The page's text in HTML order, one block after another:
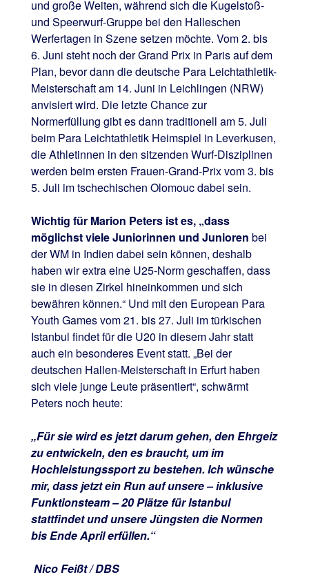
und große Weiten, während sich die Kugelstoß-
und Speerwurf-Gruppe bei den Halleschen
Werfertagen in Szene setzen möchte. Vom 2. bis
6. Juni steht noch der Grand Prix in Paris auf dem
Plan, bevor dann die deutsche Para Leichtathletik-
Meisterschaft am 14. Juni in Leichlingen (NRW)
anvisiert wird. Die letzte Chance zur
Normerfüllung gibt es dann traditionell am 5. Juli
beim Para Leichtathletik Heimspiel in Leverkusen,
die Athletinnen in den sitzenden Wurf-Disziplinen
werden beim ersten Frauen-Grand-Prix vom 3. bis
5. Juli im tschechischen Olomouc dabei sein.
Wichtig für Marion Peters ist es, „dass
möglichst viele Juniorinnen und Junioren bei
der WM in Indien dabei sein können, deshalb
haben wir extra eine U25-Norm geschaffen, dass
sie in diesen Zirkel hineinkommen und sich
bewähren können.“ Und mit den European Para
Youth Games vom 21. bis 27. Juli im türkischen
Istanbul findet für die U20 in diesem Jahr statt
auch ein besonderes Event statt. „Bei der
deutschen Hallen-Meisterschaft in Erfurt haben
sich viele junge Leute präsentiert“, schwärmt
Peters noch heute:
„Für sie wird es jetzt darum gehen, den Ehrgeiz
zu entwickeln, den es braucht, um im
Hochleistungssport zu bestehen. Ich wünsche
mir, dass jetzt ein Run auf unsere – inklusive
Funktionsteam – 20 Plätze für Istanbul
stattfindet und unsere Jüngsten die Normen
bis Ende April erfüllen.“
Nico Feißt / DBS